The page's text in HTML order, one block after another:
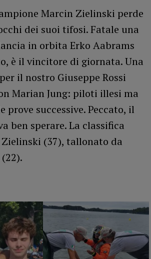
Marcin Zielinski perde
dei suoi tifosi. Fatale una
in orbita Erko Aabrams
è il vincitore di giornata. Una
il nostro Giuseppe Rossi
Marian Jung: piloti illesi ma
successive. Peccato, il
ben sperare. La classifica
(37), tallonato da